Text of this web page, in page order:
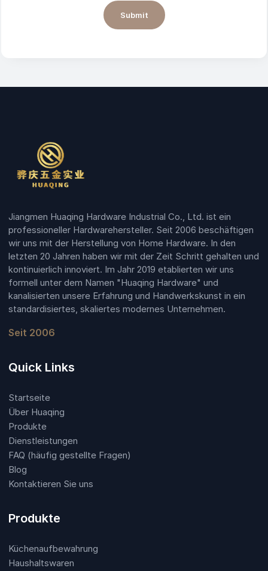
Submit
Jiangmen Huaqing Hardware Industrial Co., Ltd. ist ein
professioneller Hardwarehersteller. Seit 2006 beschäftigen
wir uns mit der Herstellung von Home Hardware. In den
letzten 20 Jahren haben wir mit der Zeit Schritt gehalten und
kontinuierlich innoviert. Im Jahr 2019 etablierten wir uns
formell unter dem Namen "Huaqing Hardware" und
kanalisierten unsere Erfahrung und Handwerkskunst in ein
standardisiertes, skaliertes modernes Unternehmen.
Seit 2006
Quick Links
Startseite
Über Huaqing
Produkte
Dienstleistungen
FAQ (häufig gestellte Fragen)
Blog
Kontaktieren Sie uns
Produkte
Küchenaufbewahrung
Haushaltswaren